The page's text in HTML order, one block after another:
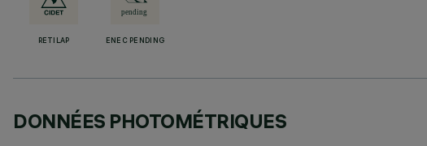
RETILAP ENEC PENDING
DONNÉES PHOTOMÉTRIQUES